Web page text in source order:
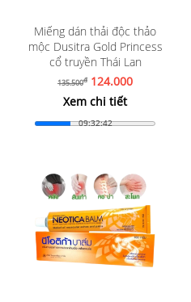
Miếng dán thải độc thảo
mộc Dusitra Gold Princess
cổ truyền Thái Lan
135.500đ 124.000
Xem chi tiết
09:32:41